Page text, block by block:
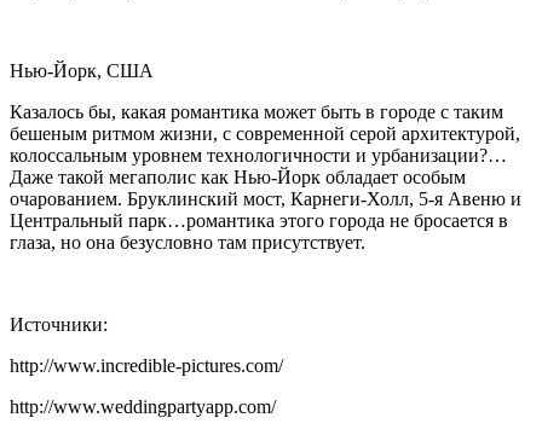
Нью-Йорк, США
Казалось бы, какая романтика может быть в городе с таким
бешеным ритмом жизни, с современной серой архитектурой,
колоссальным уровнем технологичности и урбанизации?…
Даже такой мегаполис как Нью-Йорк обладает особым
очарованием. Бруклинский мост, Карнеги-Холл, 5-я Авеню и
Центральный парк…романтика этого города не бросается в
глаза, но она безусловно там присутствует.
Источники:
http://www.incredible-pictures.com/
http://www.weddingpartyapp.com/